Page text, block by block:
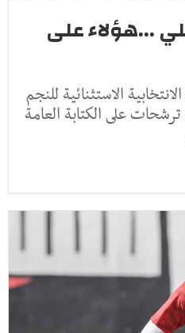
...هؤلاء على
الاستثنائية للنجم
على الكتابة العامة